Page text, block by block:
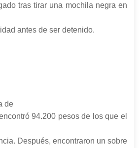
tras tirar una mochila negra en
antes de ser detenido.
de
94.200 pesos de los que el
Después, encontraron un sobre